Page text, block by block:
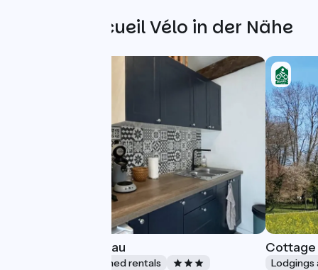
Weitere Accueil Vélo in der Nähe
Le Gîte du Château
Lodgings and furnished rentals
Cottage
Lodgings